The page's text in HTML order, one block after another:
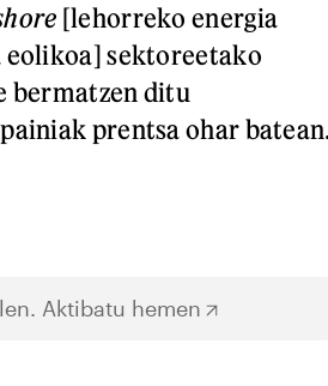
[lehorreko energia
sektoreetako
bermatzen ditu
prentsa ohar
Aktibatu hemen